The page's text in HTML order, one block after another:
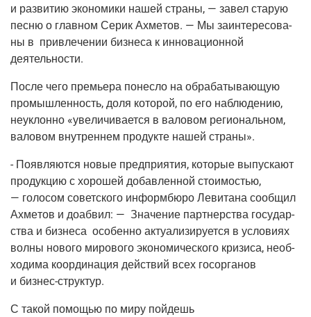
и раз­ви­тию эко­но­ми­ки нашей стра­ны, — завел ста­рую
пес­ню о глав­ном Серик Ахме­тов. — Мы заин­те­ре­со­ва­
ны в при­вле­че­нии биз­не­са к инно­ва­ци­он­ной
деятельности.
После чего пре­мье­ра понес­ло на обра­ба­ты­ва­ю­щую
про­мыш­лен­ность, доля кото­рой, по его наблю­де­нию,
неуклон­но «уве­ли­чи­ва­ет­ся в вало­вом реги­о­наль­ном,
вало­вом внут­рен­нем про­дук­те нашей страны».
- Появ­ля­ют­ся новые пред­при­я­тия, кото­рые выпус­ка­ют
про­дук­цию с хоро­шей добав­лен­ной сто­и­мо­стью,
— голо­сом совет­ско­го информ­бю­ро Леви­та­на сооб­щил
Ахме­тов и доаб­вил: — Зна­че­ние парт­нер­ства госу­дар­
ства и биз­не­са осо­бен­но акту­а­ли­зи­ру­ет­ся в усло­ви­ях
вол­ны ново­го миро­во­го эко­но­ми­че­ско­го кри­зи­са, необ­
хо­ди­ма коор­ди­на­ция дей­ствий всех госор­га­нов
и бизнес-структур.
С такой помо­щью по миру пойдешь